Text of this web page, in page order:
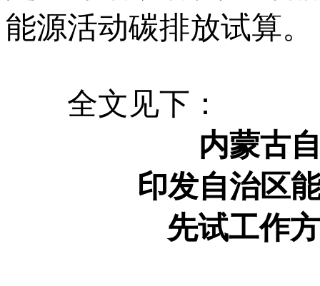
能源活动碳排放试算。
全文见下：
内蒙古
印发自治区
先试工作